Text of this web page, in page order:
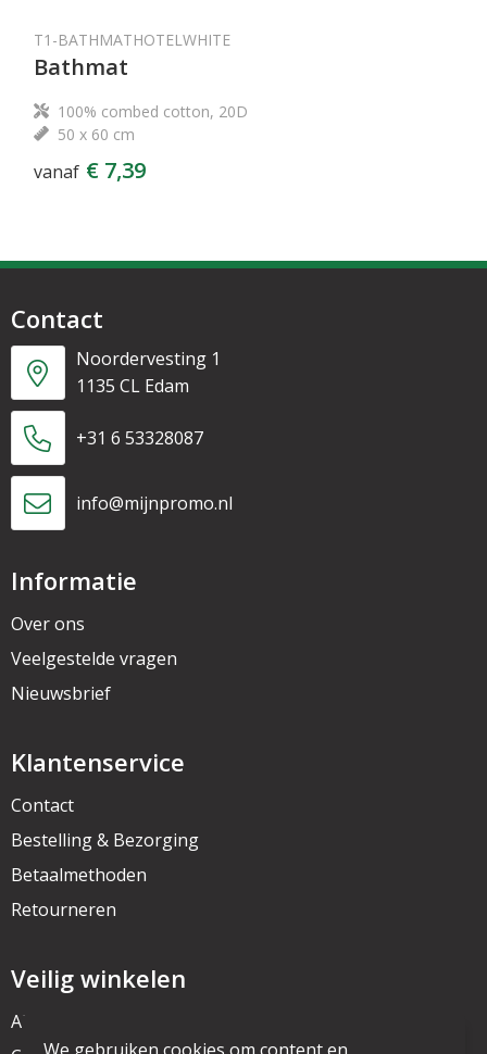
T1-BATHMATHOTELWHITE
Bathmat
100% combed cotton, 20D
50 x 60 cm
vanaf € 7,39
Contact
Noordervesting 1
1135 CL Edam
+31 6 53328087
info@mijnpromo.nl
Informatie
Over ons
Veelgestelde vragen
Nieuwsbrief
Klantenservice
Contact
Bestelling & Bezorging
Betaalmethoden
Retourneren
Veilig winkelen
Algemene voorwaarden